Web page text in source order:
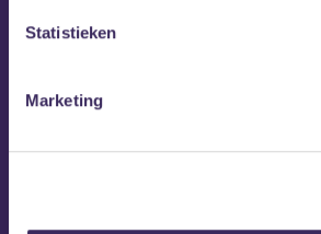
Statistieken
Marketing